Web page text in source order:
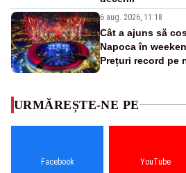
6 aug. 2026, 11:18
Cât a ajuns să
Napoca în
Prețuri record pe
URMĂREȘTE-NE PE
Facebook YouTube